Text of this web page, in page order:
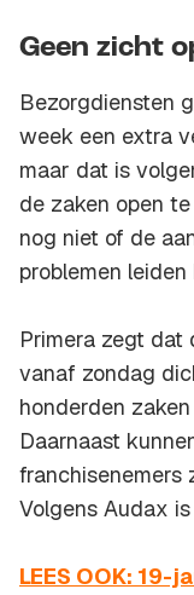
Geen zicht
Bezorgdiensten
week een extra
maar dat is
de zaken open
nog niet of de
problemen
Primera zegt
vanaf zondag
honderden
Daarnaast
franchisenemers
Volgens Audax
LEES OOK: